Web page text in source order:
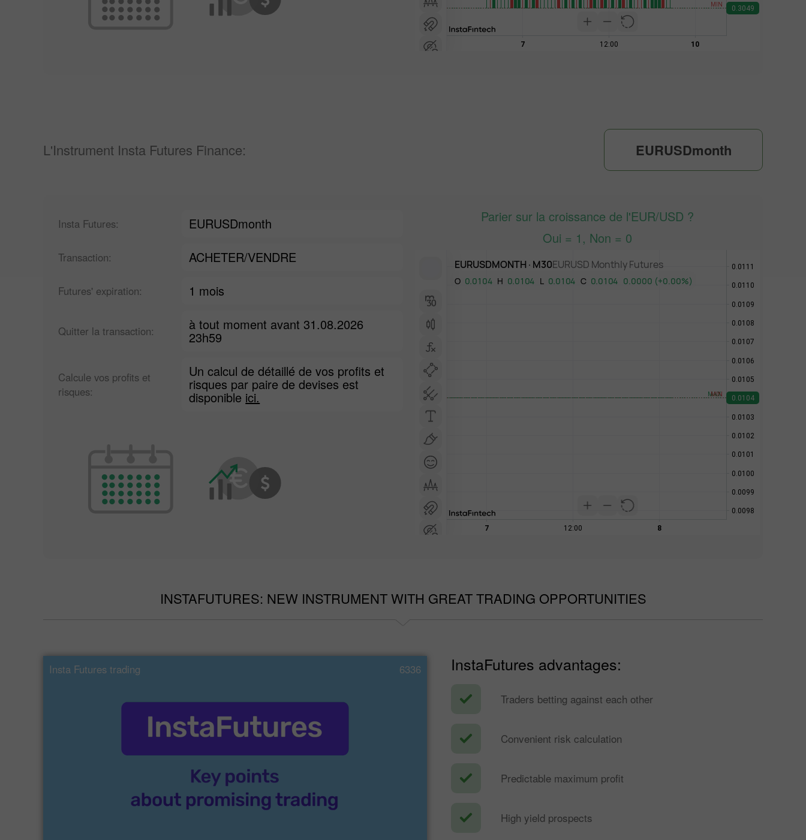
L'Instrument Insta Futures Finance: EURUSDmonth
Insta Futures: EURUSDmonth
Transaction: ACHETER/VENDRE
Futures' expiration: 1 mois
Quitter la transaction: à tout moment avant 31.08.2026
23h59
Calcule vos profits et
risques:
Un calcul de détaillé de vos profits et
risques par paire de devises est
disponible ici.
Parier sur la croissance de l'EUR/USD ?
Oui = 1, Non = 0
INSTAFUTURES: NEW INSTRUMENT WITH GREAT TRADING OPPORTUNITIES
Insta Futures trading 6336 InstaFutures advantages:
Traders betting against each other
Convenient risk calculation
Predictable maximum profit
High yield prospects